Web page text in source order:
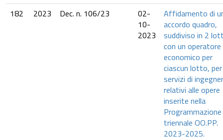
182
2023 Dec. n. 106/23
02-
10-
2023
Affidamento di
accordo quadro,
suddiviso in 2
con un operatore
economico per
ciascun lotto,
servizi di
relativi alle opere
inserite nella
Programmazione
triennale OO.PP.
2023-2025.